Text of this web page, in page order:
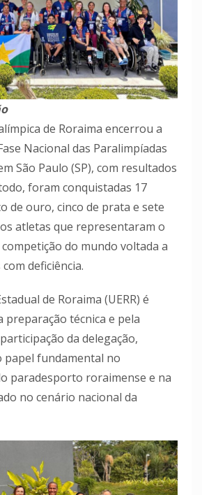
de Roraima encerrou a
Nacional das Paralimpíadas
São Paulo (SP), com resultados
foram conquistadas 17
de ouro, cinco de prata e sete
atletas que representaram o
do mundo voltada a
deficiência.
de Roraima (UERR) é
preparação técnica e pela
da delegação,
papel fundamental no
paradesporto roraimense e na
no cenário nacional da